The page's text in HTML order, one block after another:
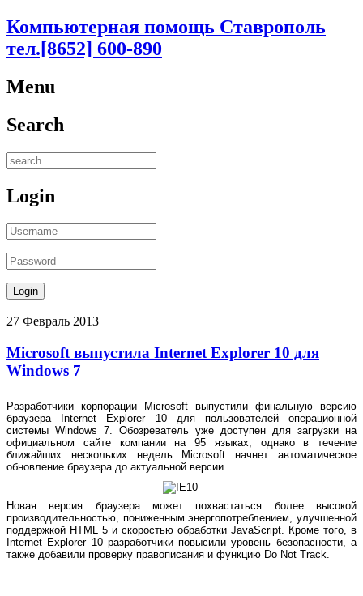
Компьютерная помощь Ставрополь
тел.[8652] 600-890
Menu
Search
Login
27 Февраль 2013
Microsoft выпустила Internet Explorer 10 для
Windows 7
Разработчики корпорации Microsoft выпустили финальную версию
браузера Internet Explorer 10 для пользователей операционной
системы Windows 7. Обозреватель уже доступен для загрузки на
официальном сайте компании на 95 языках, однако в течение
ближайших нескольких недель Microsoft начнет автоматическое
обновление браузера до актуальной версии.
Новая версия браузера может похвастаться более высокой
производительностью, пониженным энергопотреблением, улучшенной
поддержкой HTML 5 и скоростью обработки JavaScript. Кроме того, в
Internet Explorer 10 разработчики повысили уровень безопасности, а
также добавили проверку правописания и функцию Do Not Track.